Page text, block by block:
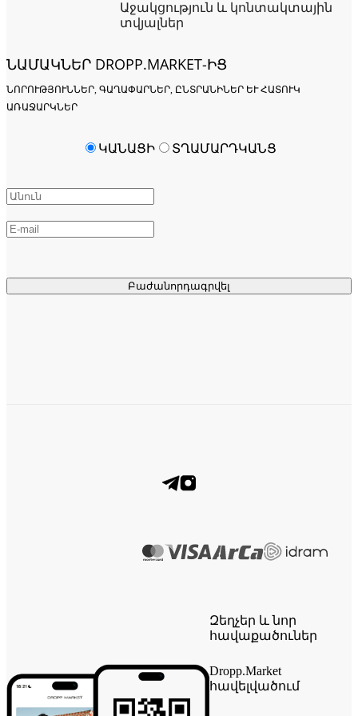
Աջակցություն և կոնտակտային
տվյալներ
ՆԱՄԱԿՆԵՐ DROPP.MARKET-ԻՑ
ՆՈՐՈՒԹՅՈՒՆՆԵՐ, ԳԱՂԱՓԱՐՆԵՐ, ԸՆՏՐԱՆԻՆԵՐ ԵՒ ՀԱՏՈՒԿ Ա
ՌԱՋԱՐԿՆԵՐ
Բաժանորդագրվել
ԿԱՆԱՑԻ ՏՂԱՄԱՐԴԿԱՆՑ
Զեղչեր և նոր
հավաքածուներ
Dropp.Market
հավելվածում